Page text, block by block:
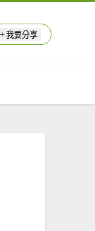
我要分享